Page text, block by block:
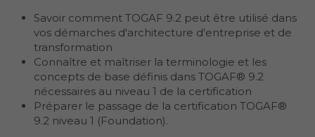
Savoir comment TOGAF 9.2 peut être utilisé dans
vos démarches d'architecture d'entreprise et de
transformation
Connaître et maîtriser la terminologie et les
concepts de base définis dans TOGAF® 9.2
nécessaires au niveau 1 de la certification
Préparer le passage de la certification TOGAF®
9.2 niveau 1 (Foundation).